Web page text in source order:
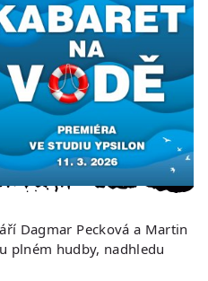
Dagmar Pecková a Martin
plném hudby, nadhledu